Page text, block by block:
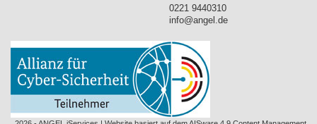
0221 9440310
info@angel.de